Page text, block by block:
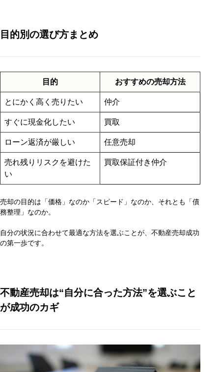
目的別の選び方まとめ
目的 おすすめの売却方法
とにかく高く売りたい 仲介
すぐに現金化したい 買取
ローン返済が厳しい 任意売却
売れ残りリスクを避けた
い
買取保証付き仲介
売却の目的は「価格」なのか「スピード」なのか、それとも「債
務整理」なのか。
自分の状況に合わせて最適な方法を選ぶことが、不動産売却成功
の第一歩です。
不動産売却は“自分に合った方法”を選ぶこと
が成功のカギ